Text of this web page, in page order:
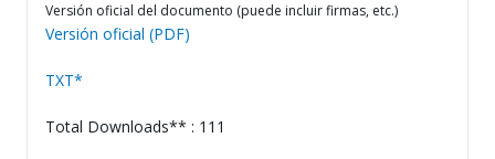
Versión oficial del documento (puede incluir firmas, etc.)
Versión oficial (PDF)
TXT*
Total Downloads** : 111